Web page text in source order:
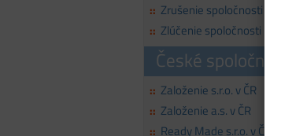
:: Zrušenie spoločnosti
:: Zlúčenie spoločnosti
České
:: Založenie s.r.o. v ČR
:: Založenie a.s. v ČR
:: Ready Made s.r.o. v ČR